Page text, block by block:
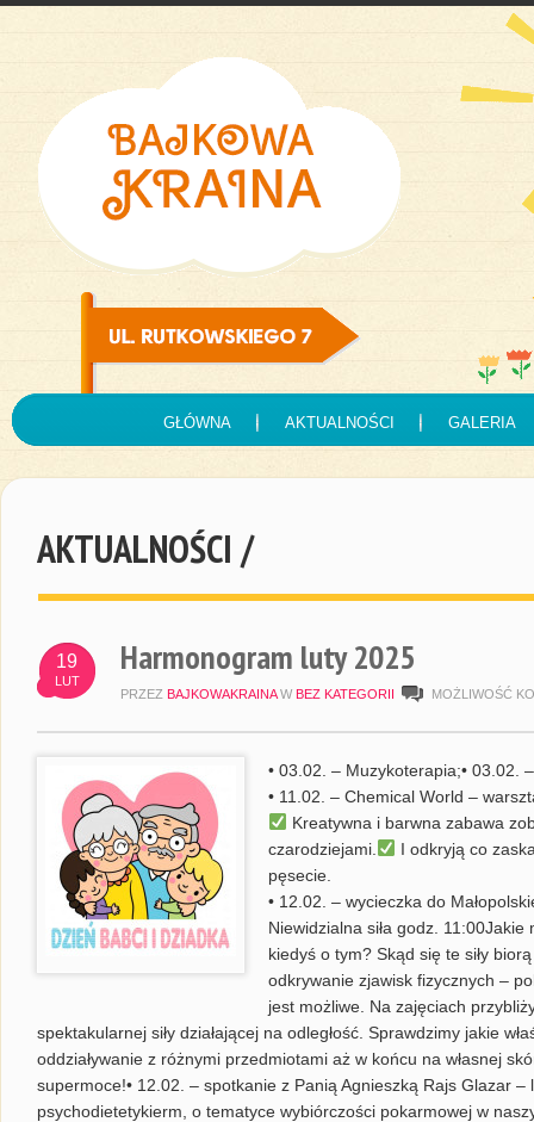
GŁÓWNA AKTUALNOŚCI GALERIA
AKTUALNOŚCI /
19
LUT
Harmonogram luty 2025
PRZEZ BAJKOWAKRAINA W BEZ KATEGORII MOŻLIWOŚĆ
• 03.02. – Muzykoterapia;• 03.02.
• 11.02. – Chemical World –
Kreatywna i barwna zabawa
czarodziejami.
I odkryją co
pęsecie.
• 12.02. – wycieczka do
Niewidzialna siła godz.
kiedyś o tym? Skąd się te siły
odkrywanie zjawisk fizycznych –
jest możliwe. Na zajęciach
spektakularnej siły działającej na odległość. Sprawdzimy jakie
oddziaływanie z różnymi przedmiotami aż w końcu na własnej
supermoce!• 12.02. – spotkanie z Panią Agnieszką Rajs Glazar
psychodietetykierm, o tematyce wybiórczości pokarmowej w